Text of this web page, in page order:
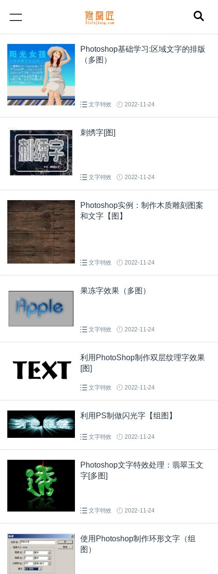
Photoshop基础学习:区域文字的排版
（多图）
文字特效 2022-11-24
刺绣字[图]
文字特效 2022-11-24
Photoshop实例：制作木质雕刻图案
和文字【图】
文字特效 2022-11-24
果冻字效果（多图）
文字特效 2022-11-24
利用PhotoShop制作双层纹理字效果
[图]
文字特效 2022-11-24
利用PS制做闪光字【组图】
文字特效 2022-11-24
Photoshop文字特效处理：翡翠玉文
字[多图]
文字特效 2022-11-24
使用Photoshop制作环形文字（组
图）